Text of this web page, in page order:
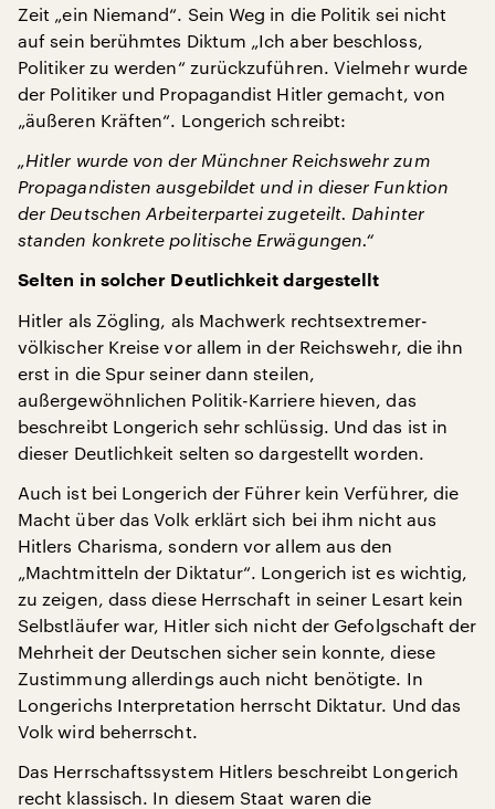
Zeit „ein Niemand“. Sein Weg in die Politik sei nicht
auf sein berühmtes Diktum „Ich aber beschloss,
Politiker zu werden“ zurückzuführen. Vielmehr wurde
der Politiker und Propagandist Hitler gemacht, von
„äußeren Kräften“. Longerich schreibt:
„Hitler wurde von der Münchner Reichswehr zum
Propagandisten ausgebildet und in dieser Funktion
der Deutschen Arbeiterpartei zugeteilt. Dahinter
standen konkrete politische Erwägungen.“
Selten in solcher Deutlichkeit dargestellt
Hitler als Zögling, als Machwerk rechtsextremer-
völkischer Kreise vor allem in der Reichswehr, die ihn
erst in die Spur seiner dann steilen,
außergewöhnlichen Politik-Karriere hieven, das
beschreibt Longerich sehr schlüssig. Und das ist in
dieser Deutlichkeit selten so dargestellt worden.
Auch ist bei Longerich der Führer kein Verführer, die
Macht über das Volk erklärt sich bei ihm nicht aus
Hitlers Charisma, sondern vor allem aus den
„Machtmitteln der Diktatur“. Longerich ist es wichtig,
zu zeigen, dass diese Herrschaft in seiner Lesart kein
Selbstläufer war, Hitler sich nicht der Gefolgschaft der
Mehrheit der Deutschen sicher sein konnte, diese
Zustimmung allerdings auch nicht benötigte. In
Longerichs Interpretation herrscht Diktatur. Und das
Volk wird beherrscht.
Das Herrschaftssystem Hitlers beschreibt Longerich
recht klassisch. In diesem Staat waren die